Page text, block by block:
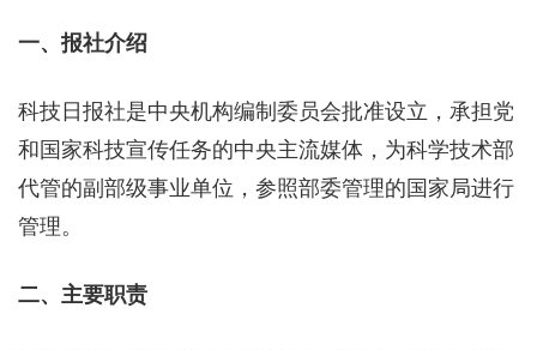
一、报社介绍
科技日报社是中央机构编制委员会批准设立，承担党
和国家科技宣传任务的中央主流媒体，为科学技术部
代管的副部级事业单位，参照部委管理的国家局进行
管理。
二、主要职责